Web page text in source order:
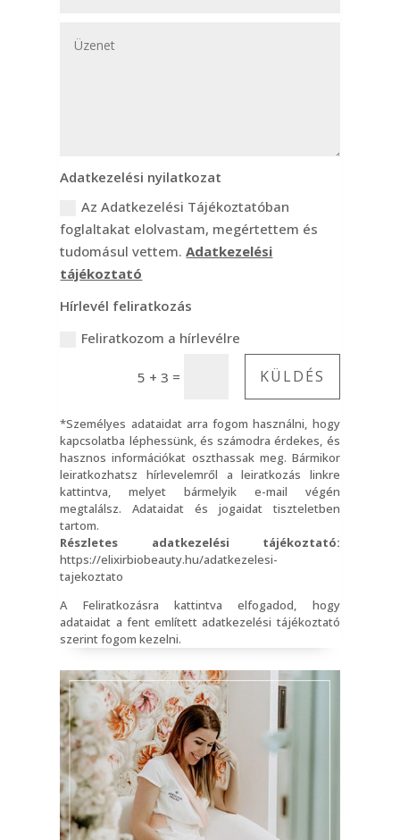
Adatkezelési nyilatkozat
Az Adatkezelési Tájékoztatóban
foglaltakat elolvastam, megértettem és
tudomásul vettem.Adatkezelési
tájékoztató
Hírlevél feliratkozás
Feliratkozom a hírlevélre
5 + 3 = KÜLDÉS
*Személyes adataidat arra fogom használni, hogy
kapcsolatba léphessünk, és számodra érdekes, és
hasznos információkat oszthassak meg. Bármikor
leiratkozhatsz hírlevelemről a leiratkozás linkre
kattintva, melyet bármelyik e-mail végén
megtalálsz. Adataidat és jogaidat tiszteletben
tartom.
Részletes adatkezelési tájékoztató:
https://elixirbiobeauty.hu/adatkezelesi-
tajekoztato
A Feliratkozásra kattintva elfogadod, hogy
adataidat a fent említett adatkezelési tájékoztató
szerint fogom kezelni.